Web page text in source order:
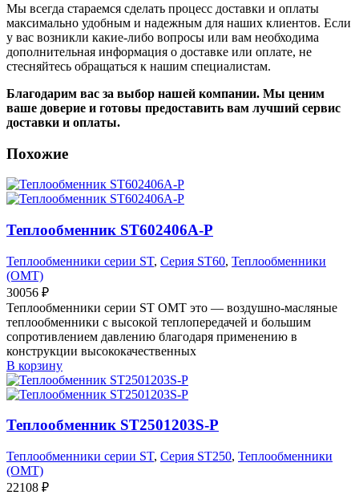
Мы всегда стараемся сделать процесс доставки и оплаты
максимально удобным и надежным для наших клиентов. Если
у вас возникли какие-либо вопросы или вам необходима
дополнительная информация о доставке или оплате, не
стесняйтесь обращаться к нашим специалистам.
Благодарим вас за выбор нашей компании. Мы ценим
ваше доверие и готовы предоставить вам лучший сервис
доставки и оплаты.
Похожие
Теплообменник ST602406A-P
Теплообменники серии ST, Серия ST60, Теплообменники
(OMT)
30056 ₽
Теплообменники серии ST OMT это — воздушно-масляные
теплообменники с высокой теплопередачей и большим
сопротивлением давлению благодаря применению в
конструкции высококачественных
В корзину
Теплообменник ST2501203S-P
Теплообменники серии ST, Серия ST250, Теплообменники
(OMT)
22108 ₽